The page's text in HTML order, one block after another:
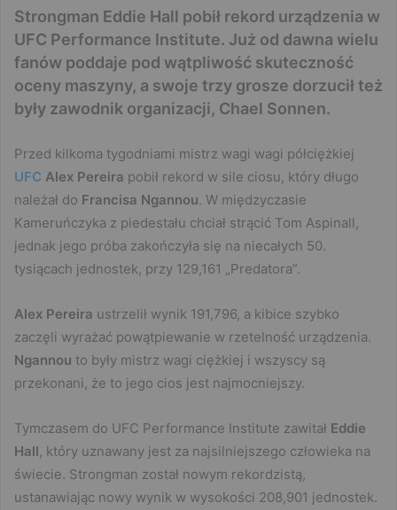
Strongman Eddie Hall pobił rekord urządzenia w
UFC Performance Institute. Już od dawna wielu
fanów poddaje pod wątpliwość skuteczność
oceny maszyny, a swoje trzy grosze dorzucił też
były zawodnik organizacji, Chael Sonnen.
Przed kilkoma tygodniami mistrz wagi wagi półciężkiej
UFC Alex Pereira pobił rekord w sile ciosu, który długo
należał do Francisa Ngannou. W międzyczasie
Kameruńczyka z piedestału chciał strącić Tom Aspinall,
jednak jego próba zakończyła się na niecałych 50.
tysiącach jednostek, przy 129,161 „Predatora”.
Alex Pereira ustrzelił wynik 191,796, a kibice szybko
zaczęli wyrażać powątpiewanie w rzetelność urządzenia.
Ngannou to były mistrz wagi ciężkiej i wszyscy są
przekonani, że to jego cios jest najmocniejszy.
Tymczasem do UFC Performance Institute zawitał Eddie
Hall, który uznawany jest za najsilniejszego człowieka na
świecie. Strongman został nowym rekordzistą,
ustanawiając nowy wynik w wysokości 208,901 jednostek.